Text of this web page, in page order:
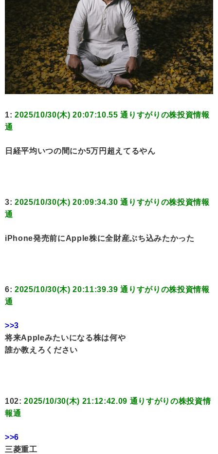
1: 2025/10/30(木) 20:07:10.55 通りすがりの株投資情報
通
日経平均いつの間にか5万円超えてるやん
3: 2025/10/30(木) 20:09:34.30 通りすがりの株投資情報
通
iPhone発売前にApple株に全財産ぶち込みたかった
6: 2025/10/30(木) 20:11:39.39 通りすがりの株投資情報
通
>>3
将来Appleみたいになる株は何や
誰か教えろください
102:2025/10/30(木) 21:12:42.09 通りすがりの株投資情
報通
>>6
三菱重工